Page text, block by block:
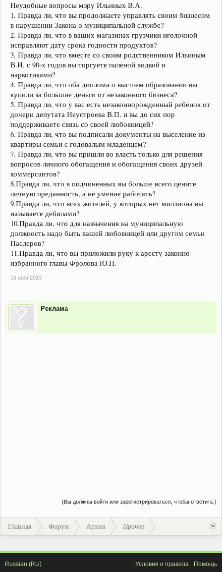
Неудобные вопросы мэру Ильиных В.А.
1. Правда ли, что вы продолжаете управлять своим бизнесом
в нарушении Закона о муниципальной службе?
2. Правда ли, что в ваших магазинах грузчики иголочной
исправляют дату срока годности продуктов?
3. Правда ли, что вместе со своим родственником Ильиным
В.И. с 90-х годов вы торгуете паленой водкой и
наркотиками?
4. Правда ли, что оба диплома о высшем образовании вы
купили за большие деньги от незаконного бизнеса?
5. Правда ли, что у вас есть незаконнорожденный ребенок от
дочери депутата Неустроева В.П. и вы до сих пор
поддерживаете связь со своей любовницей?
6. Правда ли, что вы подписали документы на выселение из
квартиры семьи с годовалым младенцем?
7. Правда ли, что вы пришли во власть только для решения
вопросов личного обогащения и обогащения своих друзей
коммерсантов?
8.Правда ли, что в подчиненных вы больше всего цените
личную преданность, а не умение работать?
9.Правда ли, что всех жителей, у которых нет миллиона вы
называете дебилами?
10.Правда ли, что для назначения на муниципальную
должность надо быть вашей любовницей или другом семьи
Паслеров?
11.Правда ли, что вы приложили руку к аресту законно
избранного главы Фролова Ю.Н.
16 фев 2013
Реклама
(Вы должны войти или зарегистрироваться, чтобы ответить.)
Главная Форум Архив Прочее
Russian (RU) Условия и правила Помощь